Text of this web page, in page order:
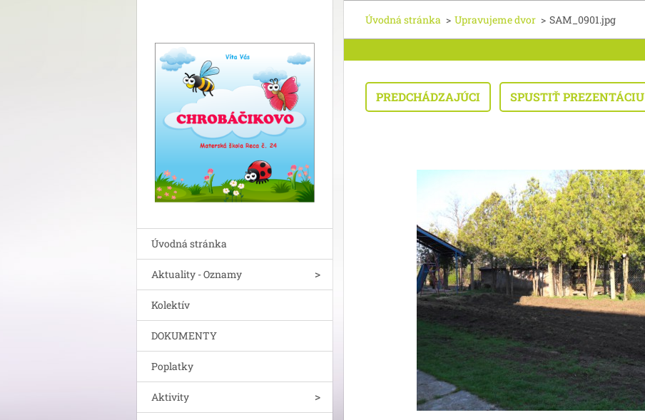
Úvodná stránka
Aktuality - Oznamy
Kolektív
DOKUMENTY
Poplatky
Aktivity
Úvodná stránka > Upravujeme dvor > SAM_0901.jpg
PREDCHÁDZAJÚCI SPUSTIŤ PREZENTÁCIU